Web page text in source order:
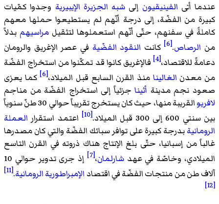
عندما أتى الفينيقيون إلى شبه الجزيرة الإيبيرية وجدوا كمّيات
كبيرة من الفضّة، إلى درجة أنّهم لم يستطيعوا حملها معهم
كاملةً في سفنهم، حتّى أنّهم استعملوها لتثقيلمراسيهم بدلاً
من الرصاص.
[6] كانت النقود الفضّية في عصر الإغريق والرومان
دعامةً للاقتصاد،[4]
فالإغريق كانوا قد تمكّنوا من استخراج الفضّة
من معدن الغالينا منذ القرن السابع قبل الميلاد،[6]
كما يعزى
صعود نجم مدينة أثيناجزئياً إلى استخراج الفضّة من مناجم
لافريو
القريبة منها، حيث كان يستخرج تقريباً حوالي 30 طنّ سنوياً
بين سنتي 600 إلى 300 قبل الميلاد.
[10] اعتمد استقرار العملة
الرومانيةبدرجة كبيرة على توافر سبائك الفضّة والتي كان مصدرها
غالباً من إسبانيا، حتّى بلغ الإنتاج هناك ذروته في القرن التاسع
الميلادي، وخاصّة في عهدشارلمان،[7]
إذ جرى تدوير حوالي 10
آلاف طن من منتجات الفضّة في اقتصادالإمبراطورية الرومانية.
[11]
[12]